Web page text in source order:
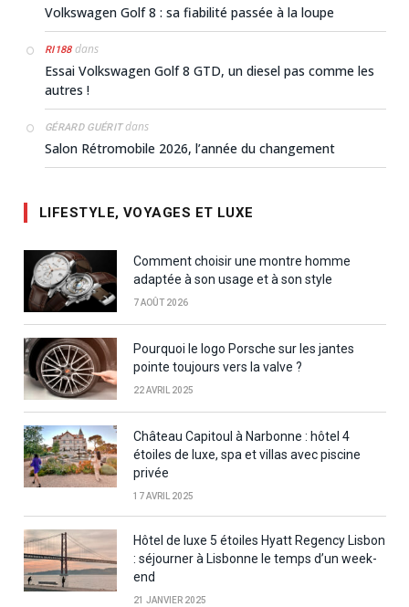
Volkswagen Golf 8 : sa fiabilité passée à la loupe
RI188dans
Essai Volkswagen Golf 8 GTD, un diesel pas comme les
autres !
GÉRARD GUÉRITdans
Salon Rétromobile 2026, l’année du changement
LIFESTYLE, VOYAGES ET LUXE
Comment choisir une montre homme
adaptée à son usage et à son style
7 AOÛT 2026
Pourquoi le logo Porsche sur les jantes
pointe toujours vers la valve ?
22 AVRIL 2025
Château Capitoul à Narbonne : hôtel 4
étoiles de luxe, spa et villas avec piscine
privée
17 AVRIL 2025
Hôtel de luxe 5 étoiles Hyatt Regency Lisbon
: séjourner à Lisbonne le temps d’un week-
end
21 JANVIER 2025